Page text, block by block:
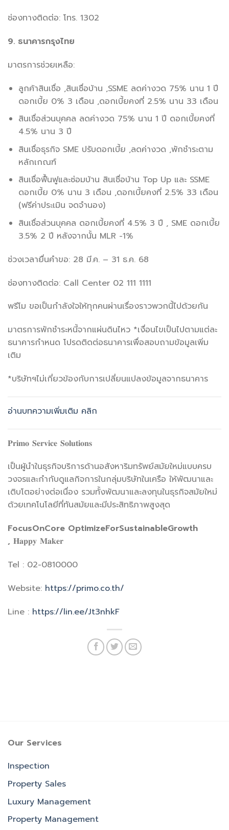
ช่องทางติดต่อ: โทร. 1302
9. ธนาคารกรุงไทย
มาตรการช่วยเหลือ:
ลูกค้าสินเชื่อ ,สินเชื่อบ้าน ,SSME ลดค่างวด 75% นาน 1 ปี
ดอกเบี้ย 0% 3 เดือน ,ดอกเบี้ยคงที่ 2.5% นาน 33 เดือน
สินเชื่อส่วนบุคคล ลดค่างวด 75% นาน 1 ปี ดอกเบี้ยคงที่
4.5% นาน 3 ปี
สินเชื่อธุรกิจ SME ปรับดอกเบี้ย ,ลดค่างวด ,พักชำระตาม
หลักเกณฑ์
สินเชื่อฟื้นฟูและซ่อมบ้าน สินเชื่อบ้าน Top Up และ SSME
ดอกเบี้ย 0% นาน 3 เดือน ,ดอกเบี้ยคงที่ 2.5% 33 เดือน
(ฟรีค่าประเมิน จดจำนอง)
สินเชื่อส่วนบุคคล ดอกเบี้ยคงที่ 4.5% 3 ปี , SME ดอกเบี้ย
3.5% 2 ปี หลังจากนั้น MLR -1%
ช่วงเวลายื่นคำขอ: 28 มี.ค. – 31 ธ.ค. 68
ช่องทางติดต่อ: Call Center 02 111 1111
พรีโม ขอเป็นกำลังใจให้ทุกคนผ่านเรื่องราวพวกนี้ไปด้วยกัน
มาตรการพักชำระหนี้จากแผ่นดินไหว *เงื่อนไขเป็นไปตามแต่ละ
ธนาคารกำหนด โปรดติดต่อธนาคารเพื่อสอบถามข้อมูลเพิ่ม
เติม
*บริษัทฯไม่เกี่ยวข้องกับการเปลี่ยนแปลงข้อมูลจากธนาคาร
อ่านบทความเพิ่มเติม คลิก
𝐏𝐫𝐢𝐦𝐨 𝐒𝐞𝐫𝐯𝐢𝐜𝐞 𝐒𝐨𝐥𝐮𝐭𝐢𝐨𝐧𝐬
เป็นผู้นำในธุรกิจบริการด้านอสังหาริมทรัพย์สมัยใหม่แบบครบ
วงจรและกำกับดูแลกิจการในกลุ่มบริษัทในเครือ ให้พัฒนาและ
เติบโตอย่างต่อเนื่อง รวมทั้งพัฒนาและลงทุนในธุรกิจสมัยใหม่
ด้วยเทคโนโลยีที่ทันสมัยและมีประสิทธิภาพสูงสุด
FocusOnCore OptimizeForSustainableGrowth
, 𝐇𝐚𝐩𝐩𝐲 𝐌𝐚𝐤𝐞𝐫
Tel : 02-0810000
Website: https://primo.co.th/
Line : https://lin.ee/Jt3nhkF
Our Services
Inspection
Property Sales
Luxury Management
Property Management